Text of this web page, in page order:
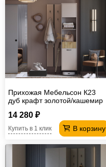
Прихожая Мебельсон К23
дуб крафт золотой/кашемир
14 280 ₽
В корзину
Купить в 1 клик